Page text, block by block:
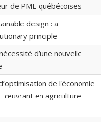
de PME québécoises
design : a
principle
d’une nouvelle
de l’économie
œuvrant en agriculture